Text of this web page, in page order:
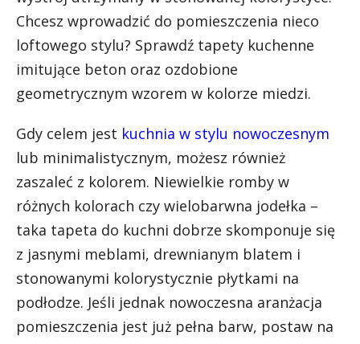
Chcesz wprowadzić do pomieszczenia nieco
loftowego stylu? Sprawdź tapety kuchenne
imitujące beton oraz ozdobione
geometrycznym wzorem w kolorze miedzi.
Gdy celem jest kuchnia w stylu nowoczesnym
lub minimalistycznym, możesz również
zaszaleć z kolorem. Niewielkie romby w
różnych kolorach czy wielobarwna jodełka –
taka tapeta do kuchni dobrze skomponuje się
z jasnymi meblami, drewnianym blatem i
stonowanymi kolorystycznie płytkami na
podłodze. Jeśli jednak nowoczesna aranżacja
pomieszczenia jest już pełna barw, postaw na